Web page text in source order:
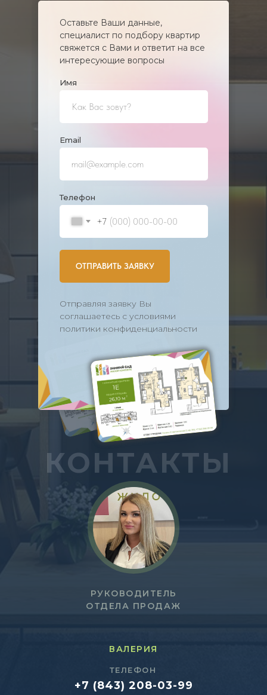
КОНТАКТЫ
Имя
Еmail
Телефон
+7
ОТПРАВИТЬ ЗАЯВКУ
Оставьте Ваши данные,
специалист по подбору квартир
свяжется с Вами и ответит на все
интересующие вопросы
Отправляя заявку Вы
соглашаетесь с условиями
политики конфиденциальности
+7 (843) 208-03-99
РУКОВОДИТЕЛЬ
ОТДЕЛА ПРОДАЖ
ВАЛЕРИЯ
ТЕЛЕФОН